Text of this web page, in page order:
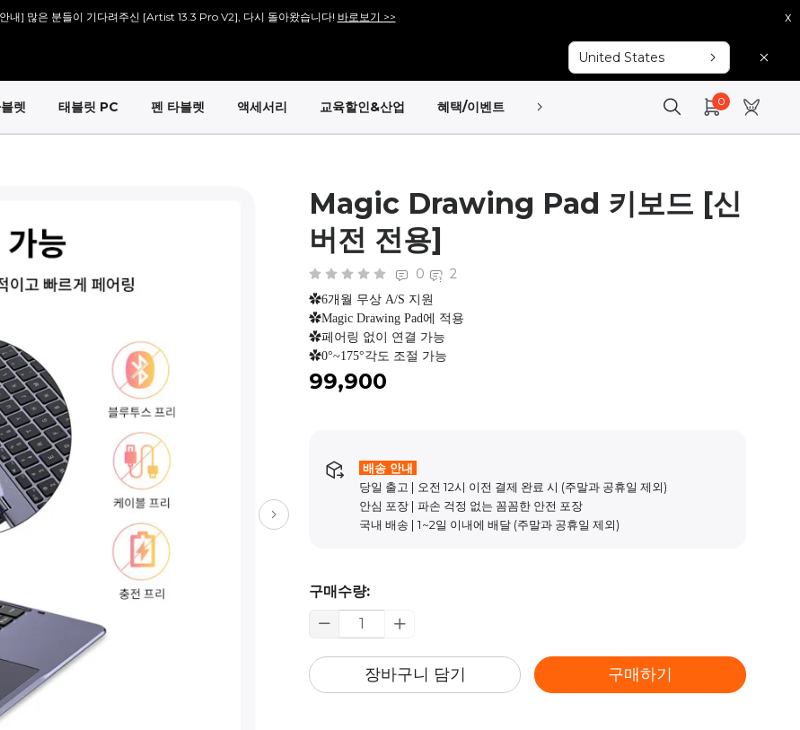
내] 많은 분들이 기다려주신 [Artist 13.3 Pro V2], 다시 돌아왔습니다! 바로보기 >>
회원가입 시 <1만 원> 상당 포인트를 증정합니다.바로가입 >
x
United States
렛 태블릿 PC 펜 타블렛 액세서리 교육할인&산업 혜택/이벤트 고객지원 0
Magic Drawing Pad 키보드 [신
버전 전용]
0 2
✿6개월 무상 A/S 지원
✿Magic Drawing Pad에 적용
✿페어링 없이 연결 가능
✿0°~175°각도 조절 가능
₩99,900
배송 안내
당일 출고 | 오전 12시 이전 결제 완료 시 (주말과 공휴일 제외)
안심 포장 | 파손 걱정 없는 꼼꼼한 안전 포장
국내 배송 | 1~2일 이내에 배달 (주말과 공휴일 제외)
구매수량:
장바구니 담기 구매하기